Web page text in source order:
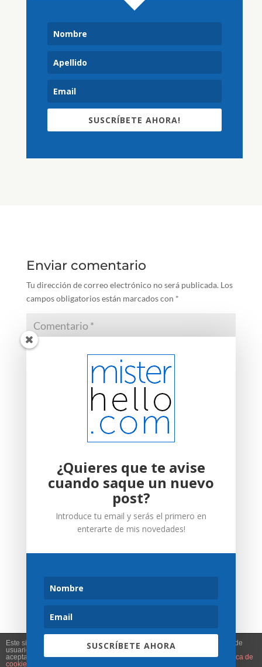
SUSCRÍBETE AHORA!
Enviar comentario
Tu dirección de correo electrónico no será publicada. Los
campos obligatorios están marcados con *
Web desarrollada y diseñada por Misterhello | ©
Este sitio web utiliza cookies para que usted tenga la mejor experiencia de
usuario. Si continúa navegando está dando su consentimiento para la
aceptación de las mencionadas cookies y la aceptación de nuestra
política de
cookies
¿Quieres que te avise
cuando saque un nuevo
post?
Introduce tu email y serás el primero en
enterarte de mis novedades!
SUSCRÍBETE AHORA